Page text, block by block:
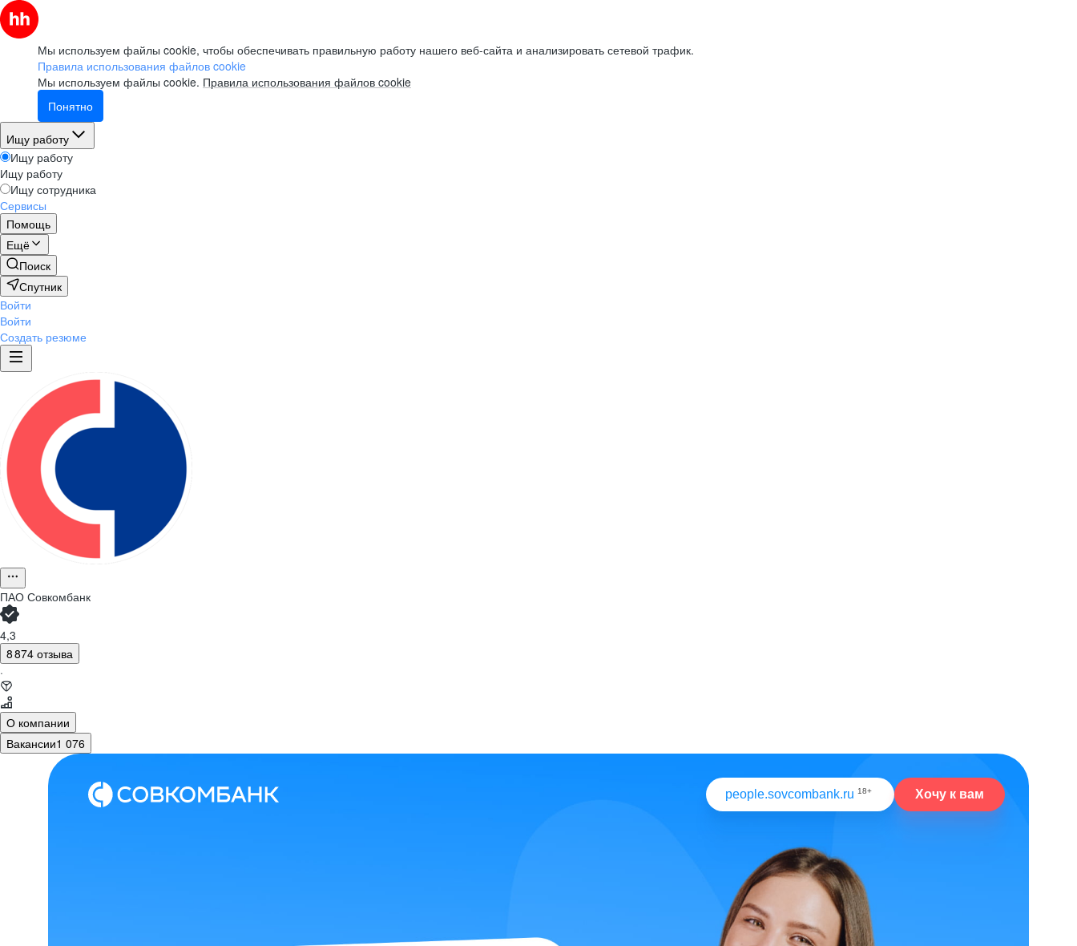
Мы используем файлы cookie, чтобы обеспечивать правильную работу нашего веб-сайта и анализировать сетевой трафик.
Правила использования файлов cookie
Мы используем файлы cookie. Правила использования файлов cookie
Понятно
Ищу работу
Ищу работу
Ищу работу
Ищу сотрудника
Сервисы
Помощь
Ещё
Поиск
Спутник
Войти
Войти
Создать резюме
ПАО Совкомбанк
4,3
8 874 отзыва
·
О компании
Вакансии1 076
people.sovcombank.ru 18+ Хочу к вам